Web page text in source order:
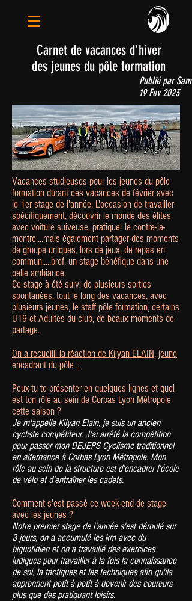
Carnet de vacances d'hiver
des jeunes du pôle formation
Publié par Sam
19 Fev 2023
Vacances studieuses pour les jeunes du pôle
formation durant ces vacances de février avec
le 1er stage de l'année. L'occasion de travailler
spécifiquement, découvrir le monde des élites
avec voiture suiveuse, pratiquer le contre-la-
montre....mais également partager des moments
de groupe uniques, lors de jeux, de repas en
commun.....bref, un stage bénéfique dans une
belle ambiance.
Ce stage à été suivi de plusieurs sorties
spontanées, tout le long des vacances, avec
plusieurs jeunes, le staff pôle formation, certains
U19 et Adultes du club, de beaux moments de
partage.
On a recueilli la réaction de Kilyan ELAIN, jeune
encadrant du pôle :
Peux-tu te présenter en quelques lignes et quel
est ton rôle au sein de Corbas Lyon Métropole
cette saison ?
Je m'appelle Kilyan Elain, je suis un ancien
cycliste compétiteur. J'ai arrêté la compétition
pour passer mon DEJEPS Cyclisme traditionnel
en alternance à Corbas Lyon Métropole. Mon
rôle au sein de la structure est d'encadrer l'école
de vélo et d'entraîner les cadets.
Comment s'est passé ce week-end de stage
avec les jeunes ?
Notre premier stage de l'année s'est déroulé sur
3 jours, on a accumulé les km avec du
biquotidien et on a travaillé des exercices
ludiques pour travailler à la fois la connaissance
de soi, la tactiques et les techniques afin qu'ils
apprennent petit à petit à devenir des coureurs
plus que des pratiquant loisirs.